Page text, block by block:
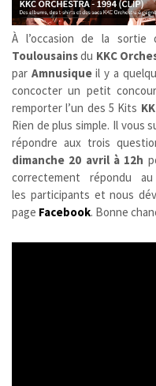
À l’occasion de la
Toulousainsdu KKC
par Amnusiqueil y a
concocter un petit
remporter l’un des 5 Kits
Rien de plus simple. Il vous
répondre aux trois
dimanche 20 avril à 12h
correctement répondu
les participants et nous
page Facebook. Bonne